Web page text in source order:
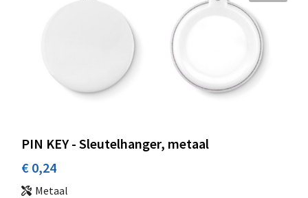
PIN KEY - Sleutelhanger, metaal
€ 0,24
Metaal